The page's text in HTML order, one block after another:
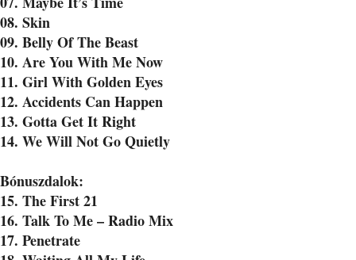
08. Skin
09. Belly Of The Beast
10. Are You With Me Now
11. Girl With Golden Eyes
12. Accidents Can Happen
13. Gotta Get It Right
14. We Will Not Go Quietly
Bónuszdalok:
15. The First 21
16. Talk To Me – Radio Mix
17. Penetrate